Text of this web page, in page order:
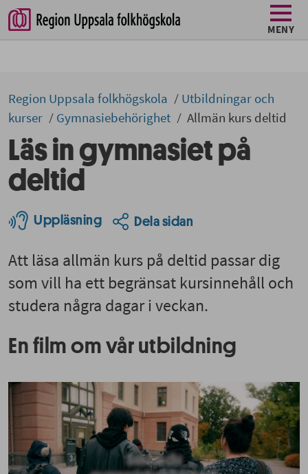
MENY
Region Uppsala folkhögskola
Utbildningar och
kurser
Gymnasiebehörighet Allmän kurs deltid
Läs in gymnasiet på
deltid
Uppläsning Dela sidan
Att läsa allmän kurs på deltid passar dig
som vill ha ett begränsat kursinnehåll och
studera några dagar i veckan.
En film om vår utbildning